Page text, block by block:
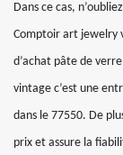
Dans ce cas,
Comptoir art jewelry
d’achat pâte de
vintage c’est une
dans le 77550. De
prix et assure la